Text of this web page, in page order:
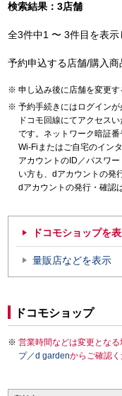
検索結果：3店舗
全3件中1 〜 3件目を表
予約申込する店舗/購入商
申し込み後に店舗を変更す
予約手続きにはログインが
ドコモ回線にてアクセス
です。ネットワーク暗証番
Wi-Fiまたはご自宅のイン
アカウントのID／パスワ
い方も、dアカウントの発
dアカウントの発行・確認
ドコモショップを
量販店などを表示
ドコモショップ
営業時間などは変更とな
プ／d gardenからご確認く